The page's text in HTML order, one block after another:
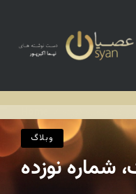
وبلاگ
شماره نوزده